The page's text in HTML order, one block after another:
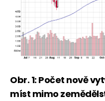
Obr. 1: Počet nově
míst mimo